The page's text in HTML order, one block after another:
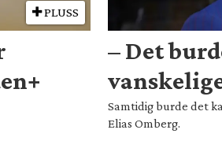
PLUSS
– Det
Samtidig burde det
Elias Omberg.